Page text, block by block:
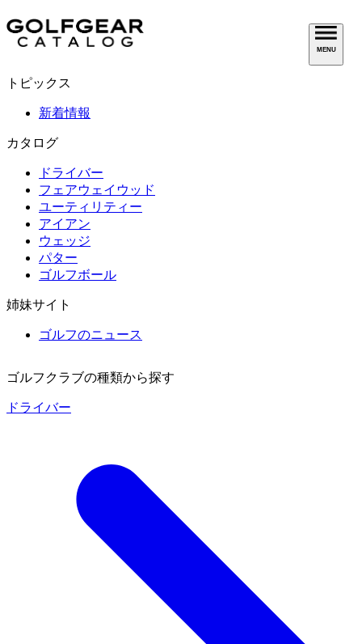
MENU
トピックス
新着情報
カタログ
ドライバー
フェアウェイウッド
ユーティリティー
アイアン
ウェッジ
パター
ゴルフボール
姉妹サイト
ゴルフのニュース
ゴルフクラブの種類から探す
ドライバー